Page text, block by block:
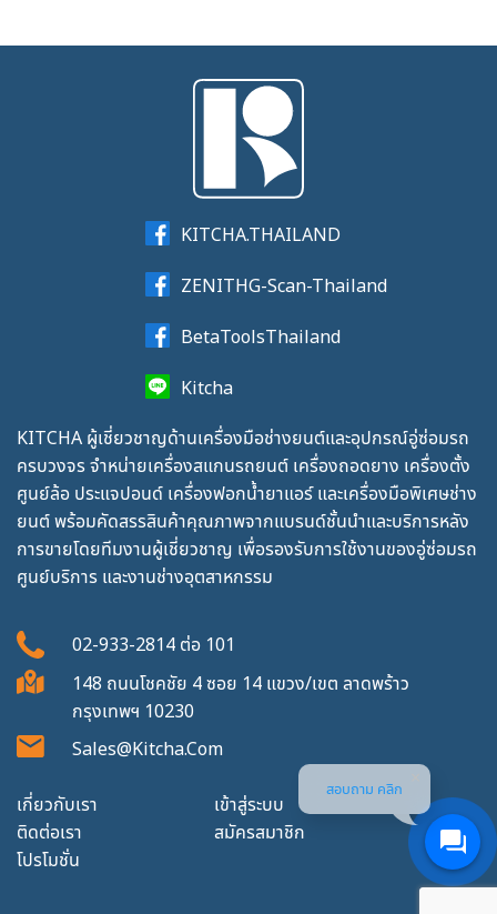
KITCHA.THAILAND
ZENITHG-Scan-Thailand
BetaToolsThailand
Kitcha
KITCHA ผู้เชี่ยวชาญด้านเครื่องมือช่างยนต์และอุปกรณ์อู่ซ่อมรถ
ครบวงจร จำหน่ายเครื่องสแกนรถยนต์ เครื่องถอดยาง เครื่องตั้ง
ศูนย์ล้อ ประแจปอนด์ เครื่องฟอกน้ำยาแอร์ และเครื่องมือพิเศษช่าง
ยนต์ พร้อมคัดสรรสินค้าคุณภาพจากแบรนด์ชั้นนำและบริการหลัง
การขายโดยทีมงานผู้เชี่ยวชาญ เพื่อรองรับการใช้งานของอู่ซ่อมรถ
ศูนย์บริการ และงานช่างอุตสาหกรรม
02-933-2814 ต่อ 101
148 ถนนโชคชัย 4 ซอย 14 แขวง/เขต ลาดพร้าว
กรุงเทพฯ 10230
Sales@kitcha.com
เกี่ยวกับเรา
ติดต่อเรา
โปรโมชั่น
เข้าสู่ระบบ
สมัครสมาชิก
สอบถาม คลิก